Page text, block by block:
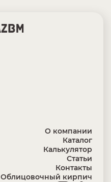
О компании
Каталог
Калькулятор
Статьи
Контакты
Облицовочный кирпич